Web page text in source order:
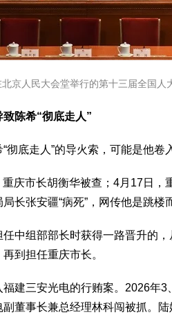
京人民大会堂举行的第十三届全国人
陈希“彻底走人”
彻底走人”的导火索，可能是他卷
庆市长胡衡华被查；4月17日，
长张安疆“病死”，网传他是跳楼
中组部部长时获得一路晋升的
到担任重庆市长。
建三安光电的行贿案。2026年
董事长兼总经理林科闯被抓。